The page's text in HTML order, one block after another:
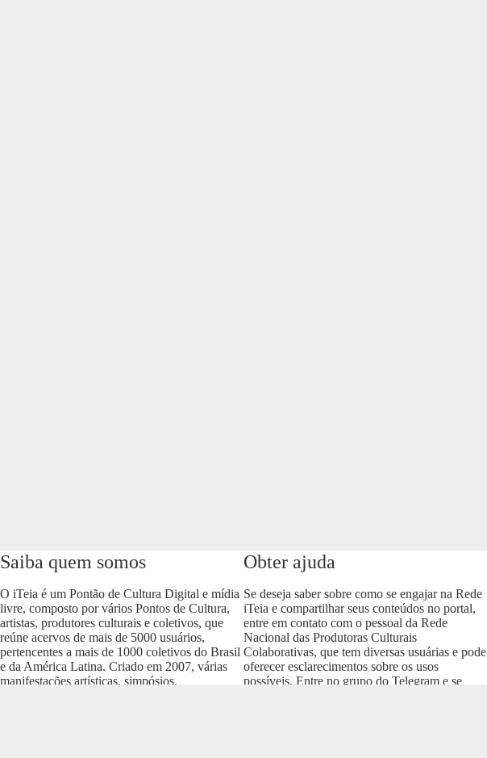
Saiba quem somos
O iTeia é um Pontão de Cultura Digital e mídia
livre, composto por vários Pontos de Cultura,
artistas, produtores culturais e coletivos, que
reúne acervos de mais de 5000 usuários,
pertencentes a mais de 1000 coletivos do Brasil
e da América Latina. Criado em 2007, várias
manifestações artísticas, simpósios,
Obter ajuda
Se deseja saber sobre como se engajar na Rede
iTeia e compartilhar seus conteúdos no portal,
entre em contato com o pessoal da Rede
Nacional das Produtoras Culturais
Colaborativas, que tem diversas usuárias e pode
oferecer esclarecimentos sobre os usos
possíveis. Entre no grupo do Telegram e se